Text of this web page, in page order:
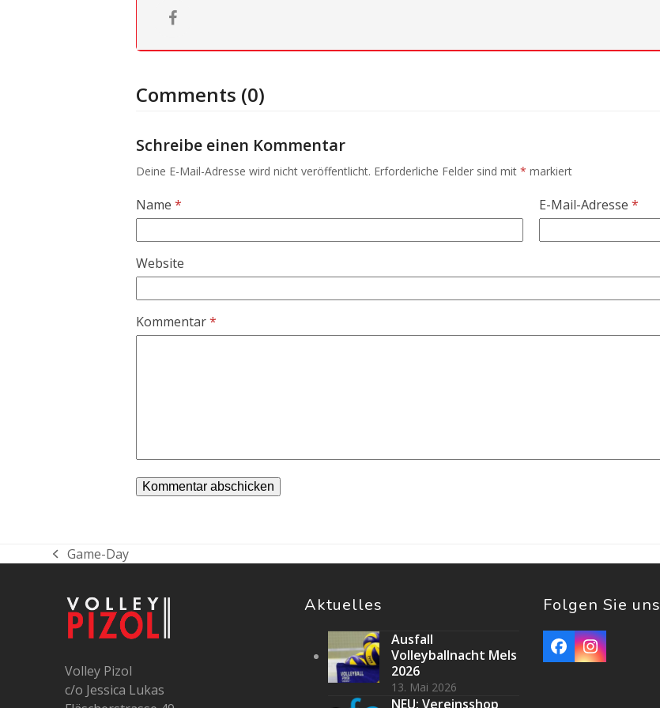
Comments (0)
Schreibe einen Kommentar
Deine E-Mail-Adresse wird nicht veröffentlicht. Erforderliche Felder sind mit * markiert
Name * E-Mail-Adresse *
Website
Kommentar*
vorheriger
Game-Day
Volley Pizol
c/o Jessica Lukas
Aktuelles
Ausfall
Volleyballnacht Mels
2026
13. Mai 2026
NEU: Vereinsshop
Folgen Sie uns
FacebookInstagram